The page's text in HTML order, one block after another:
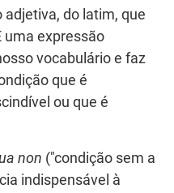
adjetiva, do latim, que
uma expressão
vocabulário e faz
que é
ou que é
non ("condição sem a
indispensável à